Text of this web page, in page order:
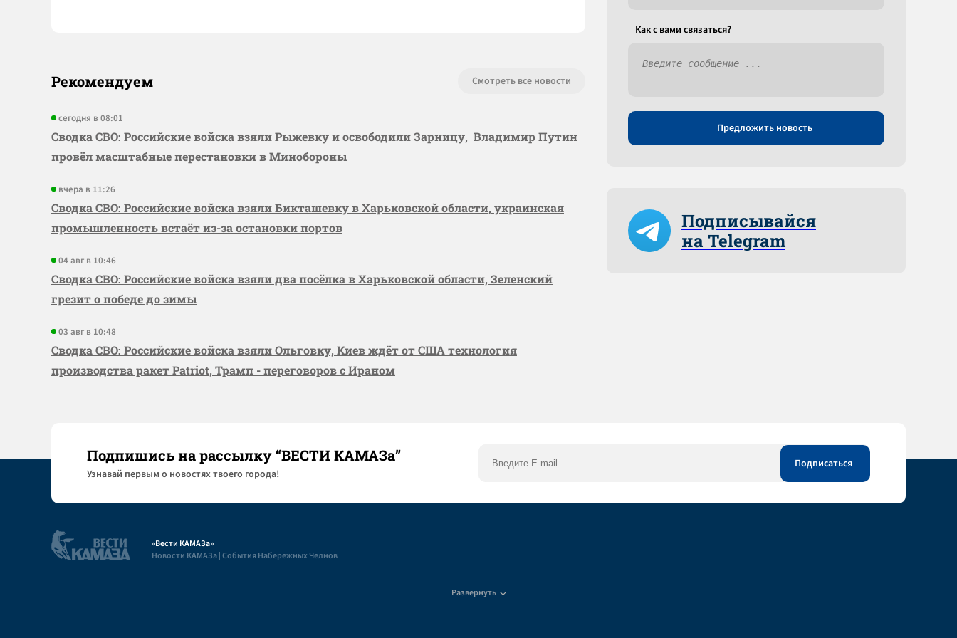
Рекомендуем Смотреть все новости
сегодня в 08:01
Сводка СВО: Российские войска взяли Рыжевку и освободили Зарницу, Владимир Путин
провёл масштабные перестановки в Минобороны
вчера в 11:26
Сводка СВО: Российские войска взяли Бикташевку в Харьковской области, украинская
промышленность встаёт из-за остановки портов
04 авг в 10:46
Сводка СВО: Российские войска взяли два посёлка в Харьковской области, Зеленский
грезит о победе до зимы
03 авг в 10:48
Сводка СВО: Российские войска взяли Ольговку, Киев ждёт от США технология
производства ракет Patriot, Трамп - переговоров с Ираном
Как c вами связаться?
Предложить новость
Подписывайся
на Telegram
Подпишись на рассылку “ВЕСТИ КАМАЗа”
Узнaвай первым о новостях твоего города!
«Вести КАМАЗа»
Новости КАМАЗа | События Набережных Челнов
Развернуть